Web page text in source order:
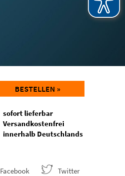
BESTELLEN »
sofort lieferbar
Versandkostenfrei
innerhalb Deutschlands
Facebook Twitter